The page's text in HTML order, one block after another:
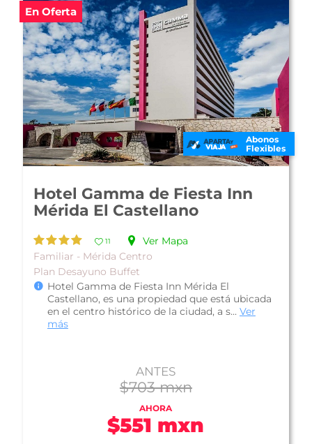
En Oferta
Abonos
Flexibles
Hotel María del Carmen
Familiar - Mérida Centro
Plan Solo Hospedaje
Hotel María del Carmen, ofrece una buena
ubicación en el Centro Histórico de la ciudad
de Mérida, cercano y con fácil acce...Ver más
ANTES
$500 mxn
AHORA
$350 mxn